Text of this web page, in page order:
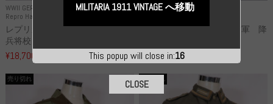
WWII GERMANY
Repro Hat and Cap SS and WSS
レプリカ 武装親衛隊 WSS 歩
兵将校 クラッシュキャップ ...
¥18,700
WWII GERMANY
高品質レプリカ ドイツ空軍 降
¥49,800（税込）
売り切れ 売り切れ
This popup will close in:15
MILITARIA 1911 VINTAGE へ移動
CLOSE